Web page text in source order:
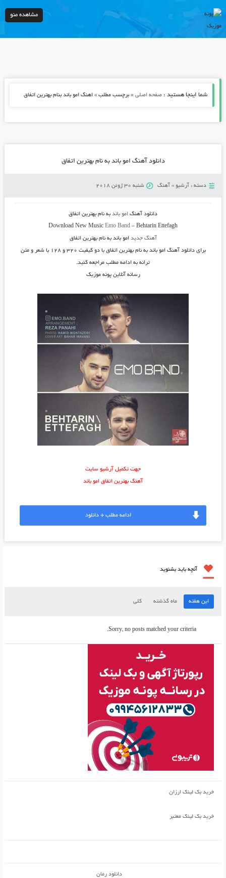
مشاهده منو
شما اینجا هستید : صفحه اصلی» برچسب مطلب » اهنگ امو باند بنام بهترین اتفاق
دانلود آهنگ امو باند به نام بهترین اتفاق
دسته : آرشیو » آهنگ شنبه 30 ژوئن 2018
دانلود آهنگ امو باندبه نام بهترین اتفاق
Download New MusicEmo Band –Behtarin Ettefagh
آهنگ جدید امو باند به نام بهترین اتفاق
برای دانلود آهنگ امو باند به نام بهترین اتفاق
با دو کیفیت ۳۲۰ و ۱۲۸ با شعر و متن
ترانه به ادامه مطلب مراجعه کنید.
رسانه آنلاین پونه موزیک
جهت تکمیل آرشیو سایت
آهنگ بهترین اتفاق امو باند
ادامه مطلب + دانلود
آنچه باید بشنوید
این هفته ماه گذشته کلی
Sorry, no posts matched your criteria.
خرید بک لینک ارزان
خرید بک لینک معتبر
دانلود رمان